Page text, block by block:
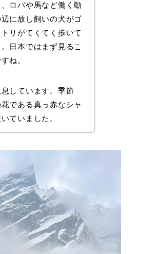
ロバや馬など働く動
に放し飼いの犬がゴ
リがてくてく歩いて
日本ではまず見るこ
ね。
しています。季節
である真っ赤なシャ
ていました。